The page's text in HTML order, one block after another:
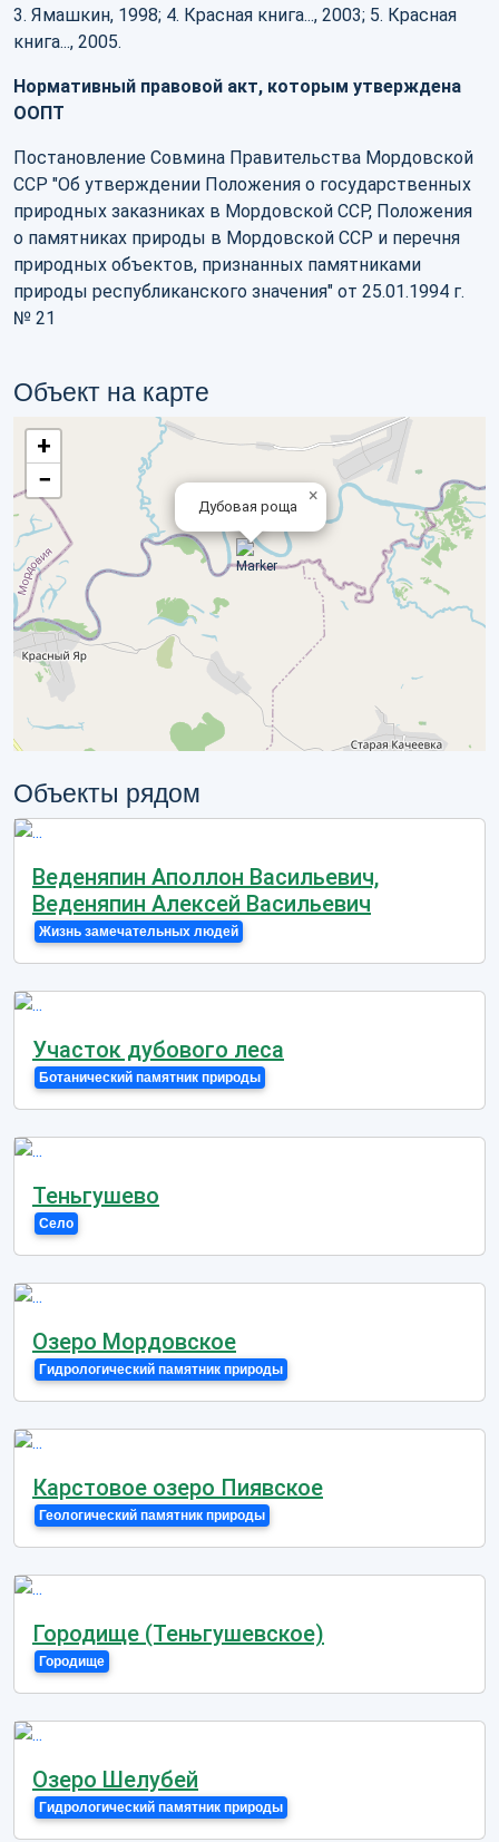
3. Ямашкин, 1998; 4. Красная книга..., 2003; 5. Красная
книга..., 2005.
Нормативный правовой акт, которым утверждена
ООПТ
Постановление Совмина Правительства Мордовской
ССР "Об утверждении Положения о государственных
природных заказниках в Мордовской ССР, Положения
о памятниках природы в Мордовской ССР и перечня
природных объектов, признанных памятниками
природы республиканского значения" от 25.01.1994 г.
№ 21
Объект на карте
Дубовая роща
×
+
−
Объекты рядом
Веденяпин Аполлон Васильевич,
Веденяпин Алексей Васильевич
Жизнь замечательных людей
Участок дубового леса
Ботанический памятник природы
Теньгушево
Село
Озеро Мордовское
Гидрологический памятник природы
Карстовое озеро Пиявское
Геологический памятник природы
Городище (Теньгушевское)
Городище
Озеро Шелубей
Гидрологический памятник природы